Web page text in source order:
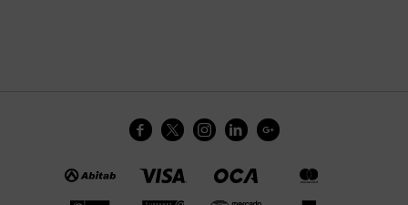
    